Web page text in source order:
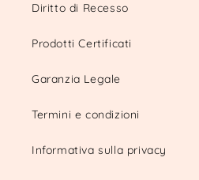
Diritto di Recesso
Prodotti Certificati
Garanzia Legale
Termini e condizioni
Informativa sulla privacy